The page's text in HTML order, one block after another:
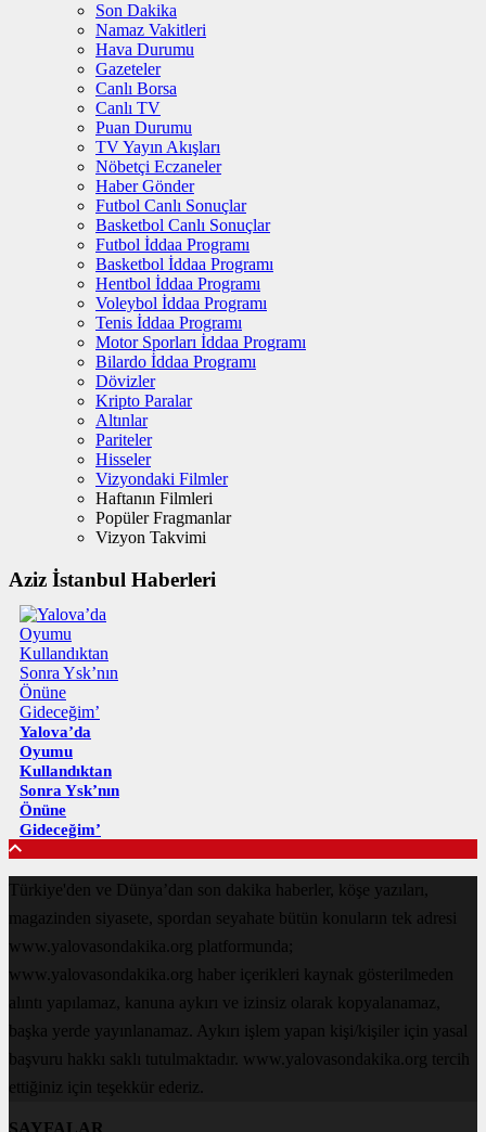
Son Dakika
Namaz Vakitleri
Hava Durumu
Gazeteler
Canlı Borsa
Canlı TV
Puan Durumu
TV Yayın Akışları
Nöbetçi Eczaneler
Haber Gönder
Futbol Canlı Sonuçlar
Basketbol Canlı Sonuçlar
Futbol İddaa Programı
Basketbol İddaa Programı
Hentbol İddaa Programı
Voleybol İddaa Programı
Tenis İddaa Programı
Motor Sporları İddaa Programı
Bilardo İddaa Programı
Dövizler
Kripto Paralar
Altınlar
Pariteler
Hisseler
Vizyondaki Filmler
Haftanın Filmleri
Popüler Fragmanlar
Vizyon Takvimi
Aziz İstanbul Haberleri
Yalova’da
Oyumu
Kullandıktan
Sonra Ysk’nın
Önüne
Gideceğim’
Türkiye'den ve Dünya’dan son dakika haberler, köşe yazıları,
magazinden siyasete, spordan seyahate bütün konuların tek adresi
www.yalovasondakika.org platformunda;
www.yalovasondakika.org haber içerikleri kaynak gösterilmeden
alıntı yapılamaz, kanuna aykırı ve izinsiz olarak kopyalanamaz,
başka yerde yayınlanamaz. Aykırı işlem yapan kişi/kişiler için yasal
başvuru hakkı saklı tutulmaktadır. www.yalovasondakika.org tercih
ettiğiniz için teşekkür ederiz.
SAYFALAR